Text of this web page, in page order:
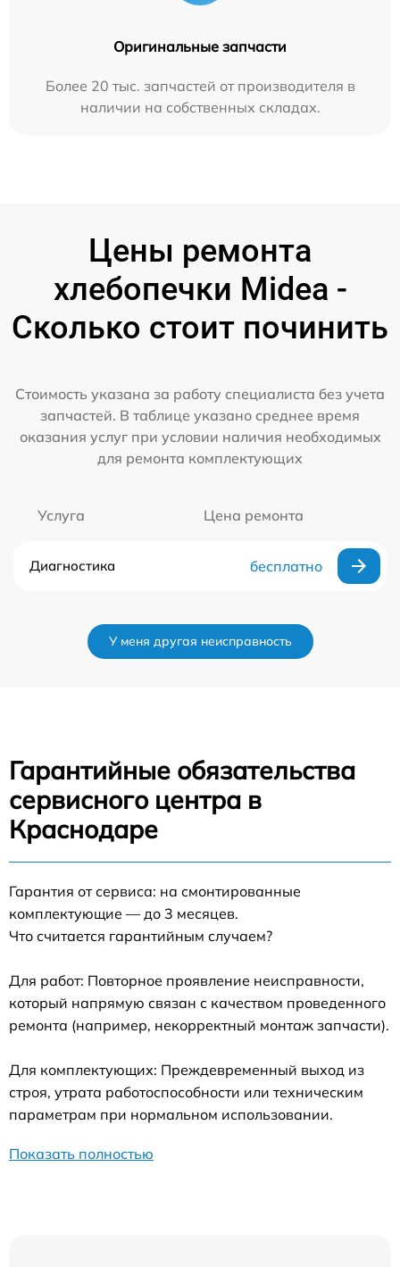
Оригинальные запчасти
Более 20 тыс. запчастей от производителя в
наличии на собственных складах.
Цены ремонта
хлебопечки Midea -
Сколько стоит починить
Стоимость указана за работу специалиста без учета
запчастей. В таблице указано среднее время
оказания услуг при условии наличия необходимых
для ремонта комплектующих
Услуга Цена ремонта
Диагностика бесплатно
У меня другая неисправность
Гарантийные обязательства
сервисного центра в
Краснодаре
Гарантия от сервиса: на смонтированные
комплектующие — до 3 месяцев.
Что считается гарантийным случаем?
Для работ: Повторное проявление неисправности,
который напрямую связан с качеством проведенного
ремонта (например, некорректный монтаж запчасти).
Для комплектующих: Преждевременный выход из
строя, утрата работоспособности или техническим
параметрам при нормальном использовании.
Показать полностью